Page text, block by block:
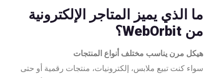
ما الذي يميز المتاجر الإلكترونية
من WebOrbit؟
هيكل مرن يناسب مختلف أنواع المنتجات
سواء كنت تبيع ملابس، إلكترونيات، منتجات رقمية أو حتى